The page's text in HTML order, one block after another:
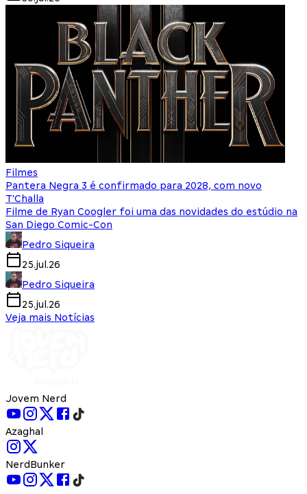
Filmes
Pantera Negra 3 é confirmado para 2028, com novo
T'Challa
Filme de Ryan Coogler foi uma das novidades do estúdio na
San Diego Comic-Con
Pedro Siqueira
25.jul.26
Pedro Siqueira
25.jul.26
Veja mais Notícias
Jovem Nerd
Azaghal
NerdBunker